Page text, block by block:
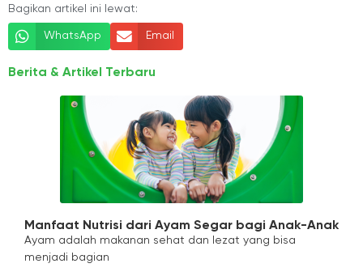
Bagikan artikel ini lewat:
WhatsApp Email
Berita & Artikel Terbaru
Manfaat Nutrisi dari Ayam Segar bagi Anak-Anak
Ayam adalah makanan sehat dan lezat yang bisa
menjadi bagian